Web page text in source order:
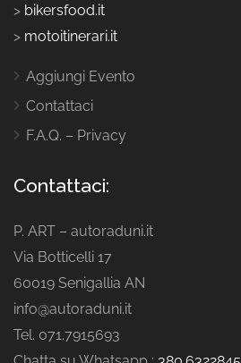
> bikersfood.it
> motoitinerari.it
Aggiungi Evento
Contattaci
F.A.Q. – Privacy
Contattaci:
P. ART – autoraduni.it
Via Botticelli 17
60019 Senigallia AN
info@autoraduni.it
Tel. 071.7915693